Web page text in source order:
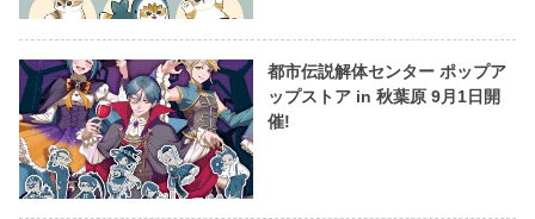
都市伝説解体センター ポップア
ップストア in 秋葉原 9月1日開
催!